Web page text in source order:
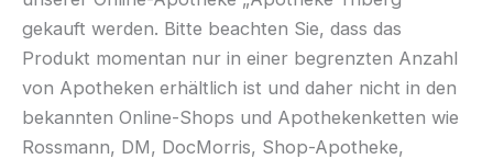
gekauft werden. Bitte beachten Sie, dass das
Produkt momentan nur in einer begrenzten Anzahl
von Apotheken erhältlich ist und daher nicht in den
bekannten Online-Shops und Apothekenketten wie
Rossmann, DM, DocMorris, Shop-Apotheke,